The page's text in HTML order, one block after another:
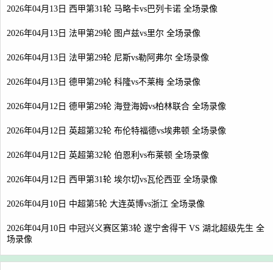
2026年04月13日 西甲第31轮 马略卡vs巴列卡诺 全场录像
2026年04月13日 法甲第29轮 图卢兹vs里尔 全场录像
2026年04月13日 法甲第29轮 尼斯vs勒阿弗尔 全场录像
2026年04月13日 德甲第29轮 科隆vs不莱梅 全场录像
2026年04月12日 德甲第29轮 海登海姆vs柏林联合 全场录像
2026年04月12日 英超第32轮 布伦特福德vs埃弗顿 全场录像
2026年04月12日 英超第32轮 伯恩利vs布莱顿 全场录像
2026年04月12日 西甲第31轮 埃尔切vs瓦伦西亚 全场录像
2026年04月10日 中超第5轮 大连英博vs浙江 全场录像
2026年04月10日 中冠兴义赛区第3轮 遂宁舍得干 VS 湖北超级先生 全
场录像